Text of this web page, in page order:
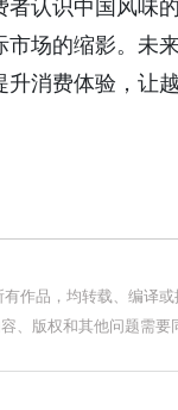
认识中国风味
场的缩影。未
消费体验，让
作品，均转载、编译
、版权和其他问题需